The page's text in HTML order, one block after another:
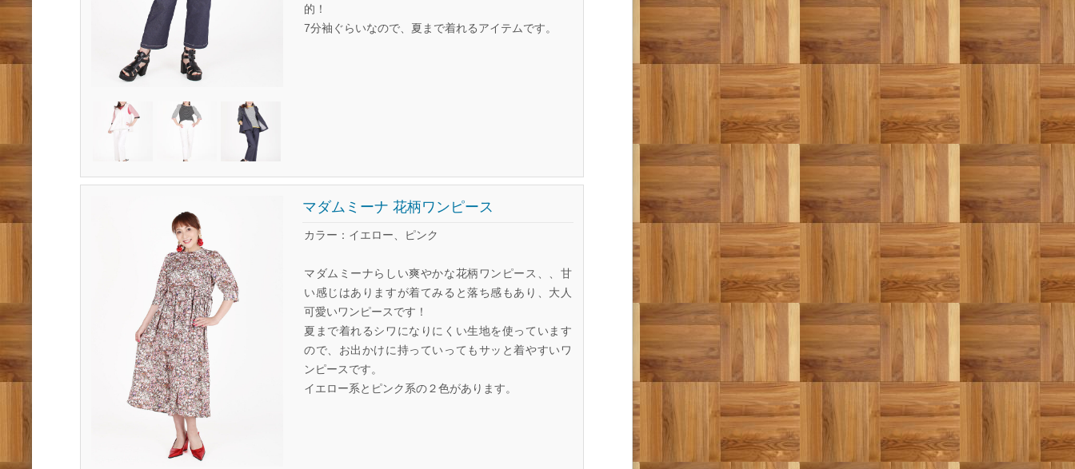
的！
7分袖ぐらいなので、夏まで着れるアイテムです。
マダムミーナ 花柄ワンピース
カラー：イエロー、ピンク
マダムミーナらしい爽やかな花柄ワンピース、、甘
い感じはありますが着てみると落ち感もあり、大人
可愛いワンピースです！
夏まで着れるシワになりにくい生地を使っています
ので、お出かけに持っていってもサッと着やすいワ
ンピースです。
イエロー系とピンク系の２色があります。